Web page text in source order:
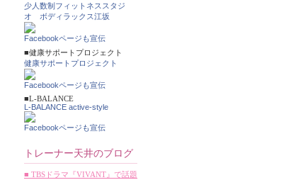
少人数制フィットネススタジ
オ ボディラックス江坂
Facebookページも宣伝
■健康サポートプロジェクト
健康サポートプロジェクト
Facebookページも宣伝
■L-BALANCE
L-BALANCE active-style
Facebookページも宣伝
トレーナー天井のブログ
■ TBSドラマ『VIVANT』で話題